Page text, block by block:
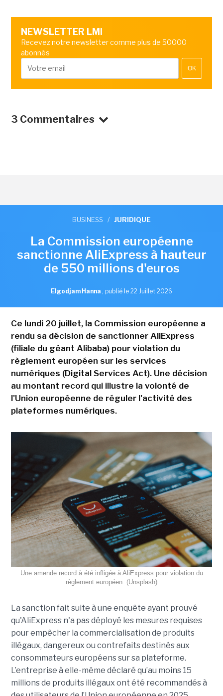
NEWSLETTER LMI
Recevez notre newsletter comme plus de 50000
abonnés
OK
3 Commentaires
BUSINESS / JURIDIQUE
La Commission européenne
sanctionne AliExpress à hauteur
de 550 millions d'euros
Elgodjam Hanna , publié le 22 Juillet 2026
Ce lundi 20 juillet, la Commission européenne a
rendu sa décision de sanctionner AliExpress
(filiale du géant Alibaba) pour violation du
règlement européen sur les services
numériques (Digital Services Act). Une décision
au montant record qui illustre la volonté de
l'Union européenne de réguler l'activité des
plateformes numériques.
Une amende record à été infligée à AliExpress pour violation du
règlement européen. (Unsplash)
La sanction fait suite à une enquête ayant prouvé
qu'AliExpress n'a pas déployé les mesures requises
pour empêcher la commercialisation de produits
illégaux, dangereux ou contrefaits destinés aux
consommateurs européens sur sa plateforme.
L’entreprise à elle-même déclaré qu’au moins 15
millions de produits illégaux ont été recommandés à